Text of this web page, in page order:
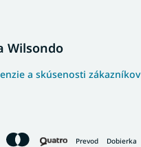
Wilsondo
a skúsenosti zákazníkov
Prevod Dobierka